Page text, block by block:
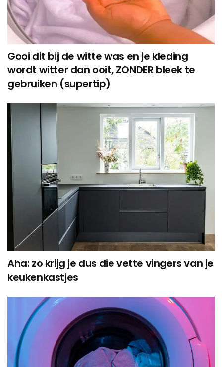
Gooi dit bij de witte was en je kleding
wordt witter dan ooit, ZONDER bleek te
gebruiken (supertip)
Aha: zo krijg je dus die vette vingers van je
keukenkastjes